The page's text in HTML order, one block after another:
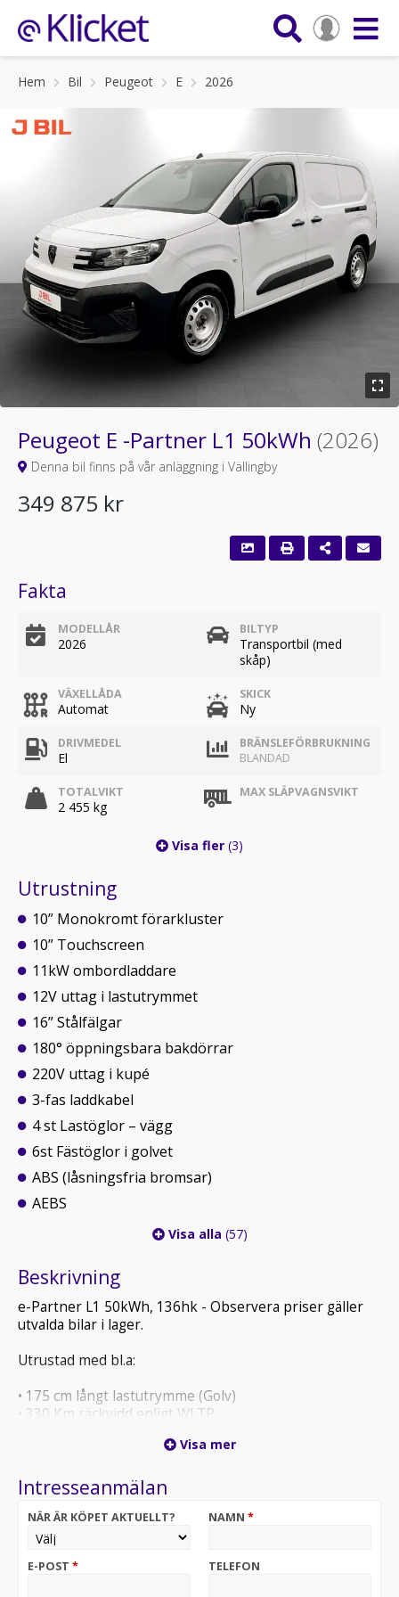
Hem Bil Peugeot E 2026
Peugeot E -Partner L1 50kWh (2026)
Denna bil finns på vår anläggning i Vällingby
349 875 kr
Fakta
MODELLÅR
2026
BILTYP
Transportbil (med
skåp)
VÄXELLÅDA
Automat
SKICK
Ny
DRIVMEDEL
El
BRÄNSLEFÖRBRUKNING
BLANDAD
TOTALVIKT
2 455 kg
MAX SLÄPVAGNSVIKT
Visa fler (3)
Utrustning
10” Monokromt förarkluster
10” Touchscreen
11kW ombordladdare
12V uttag i lastutrymmet
16” Stålfälgar
180° öppningsbara bakdörrar
220V uttag i kupé
3-fas laddkabel
4 st Lastöglor – vägg
6st Fästöglor i golvet
ABS (låsningsfria bromsar)
AEBS
Visa alla (57)
Beskrivning
e-Partner L1 50kWh, 136hk - Observera priser gäller
utvalda bilar i lager.
Utrustad med bl.a:
• 175 cm långt lastutrymme (Golv)
• 330 Km räckvidd enligt WLTP
• 10" Touchscreen, Apple Carplay, Radio, BT & USB
Laddtid:
Snabbladdare (100kW) laddning 5% - 80% ca 30 min
Visa mer
Intresseanmälan
NÄR ÄR KÖPET AKTUELLT? NAMN *
E-POST * TELEFON